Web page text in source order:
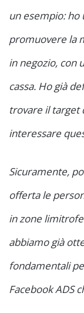
un esempio: ho
promuovere la
in negozio, con
cassa. Ho già
trovare il target
interessare
Sicuramente,
offerta le
in zone
abbiamo già
fondamentali
Facebook ADS